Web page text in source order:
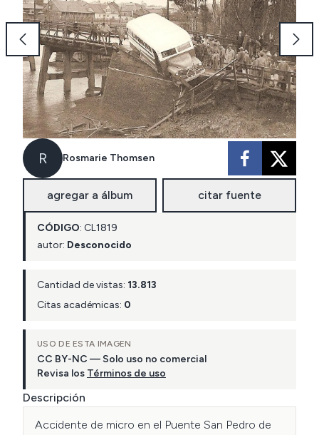
R Rosmarie Thomsen
agregar a álbum citar fuente
CÓDIGO: CL1819
autor: Desconocido
Cantidad de vistas: 13.813
Citas académicas: 0
USO DE ESTA IMAGEN
CC BY-NC — Solo uso no comercial
Revisa los Términos de uso
Descripción
Accidente de micro en el Puente San Pedro de